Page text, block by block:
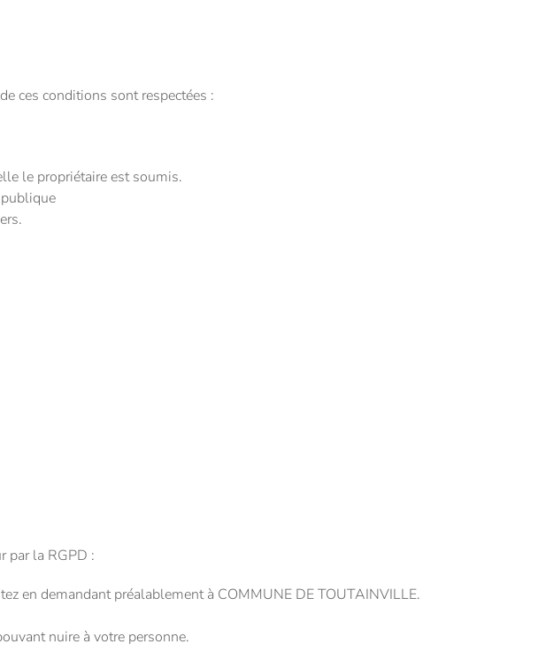
ces conditions sont respectées :
le propriétaire est soumis.
publique
par la RGPD :
en demandant préalablement à COMMUNE DE TOUTAINVILLE.
nuire à votre personne.